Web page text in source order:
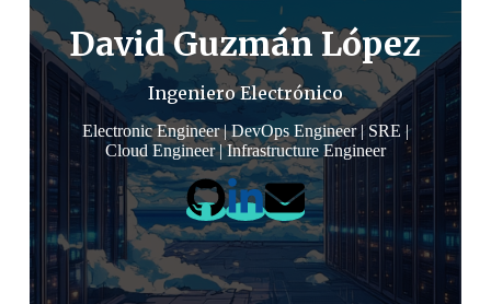
David Guzmán López
Ingeniero Electrónico
Electronic Engineer | DevOps Engineer | SRE |
Cloud Engineer | Infrastructure Engineer